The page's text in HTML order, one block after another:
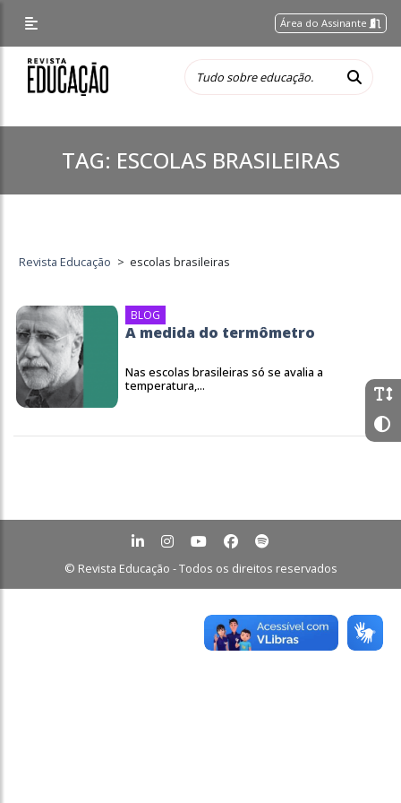
Área do Assinante
TAG: ESCOLAS BRASILEIRAS
Revista Educação > escolas brasileiras
BLOG
A medida do termômetro
Nas escolas brasileiras só se avalia a
temperatura,...
© Revista Educação - Todos os direitos reservados